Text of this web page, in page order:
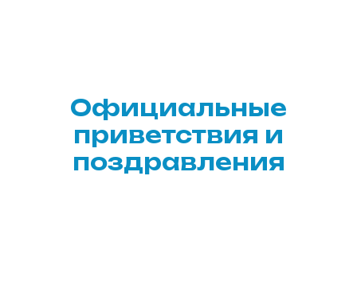
Официальные
приветствия и
поздравления